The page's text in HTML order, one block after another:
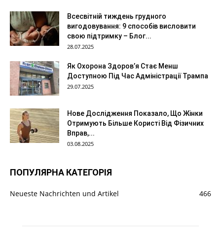
Всесвітній тиждень грудного
вигодовування: 9 способів висловити
свою підтримку – Блог...
28.07.2025
Як Охорона Здоров’я Стає Менш
Доступною Під Час Адміністрації Трампа
29.07.2025
Нове Дослідження Показало, Що Жінки
Отримують Більше Користі Від Фізичних
Вправ,...
03.08.2025
ПОПУЛЯРНА КАТЕГОРІЯ
Neueste Nachrichten und Artikel 466